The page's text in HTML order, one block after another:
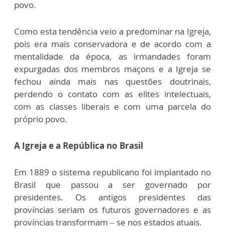
povo.
Como esta tendência veio a predominar na Igreja,
pois era mais conservadora e de acordo com a
mentalidade da época, as irmandades foram
expurgadas dos membros maçons e a Igreja se
fechou ainda mais nas questões doutrinais,
perdendo o contato com as elites intelectuais,
com as classes liberais e com uma parcela do
próprio povo.
A Igreja e a República no Brasil
Em 1889 o sistema republicano foi implantado no
Brasil que passou a ser governado por
presidentes. Os antigos presidentes das
províncias seriam os futuros governadores e as
províncias transformam – se nos estados atuais.